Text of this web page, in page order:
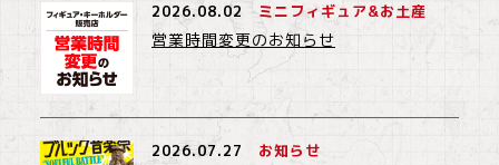
2026.08.02 ミニフィギュア&お土産
営業時間変更のお知らせ
2026.07.27 お知らせ